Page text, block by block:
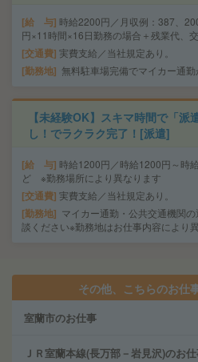
給 与 時給2200円／月収例：387、
円×11時間×16日勤務の場合＋残業代、
交通費 実費支給／当社規定あり。
勤務地 無料駐車場完備でマイカー通勤
【未経験OK】スキマ時間で「
し！でラクラク完了！[派遣]
給 与 時給1200円／時給1200円～時
ど ※勤務場所により異なります
交通費 実費支給／当社規定あり。
勤務地
マイカー通勤・公共交通機関
談ください※勤務地はお仕事内容により異
その他、こちらのお仕
室蘭市のお仕事
ＪＲ室蘭本線(長万部－岩見沢)のお